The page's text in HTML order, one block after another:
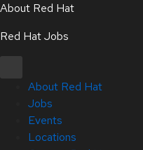
About Red Hat
Red Hat Jobs
About Red Hat
Jobs
Events
Locations